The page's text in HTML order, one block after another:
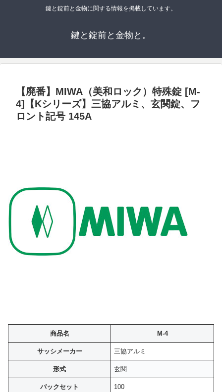
鍵と錠前と金物に関する情報を掲載しています。
鍵と錠前と金物と。
【廃番】MIWA（美和ロック）特殊錠 [M-
4]【Kシリーズ】三協アルミ、玄関錠、フ
ロント記号 145A
商品名 M-4
サッシメーカー 三協アルミ
形式 玄関
バックセット 100